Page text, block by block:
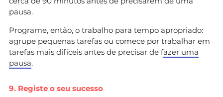
pausa.
Programe, então, o trabalho para tempo apropriado:
agrupe pequenas tarefas ou comece por trabalhar em
tarefas mais difíceis antes de precisar de fazer uma
pausa.
9. Registe o seu sucesso